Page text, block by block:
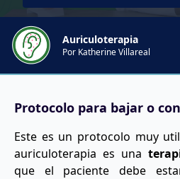
Auriculoterapia
Por Katherine Villareal
Protocolo para bajar o
Este es un protocolo muy
auriculoterapia es una
que el paciente debe